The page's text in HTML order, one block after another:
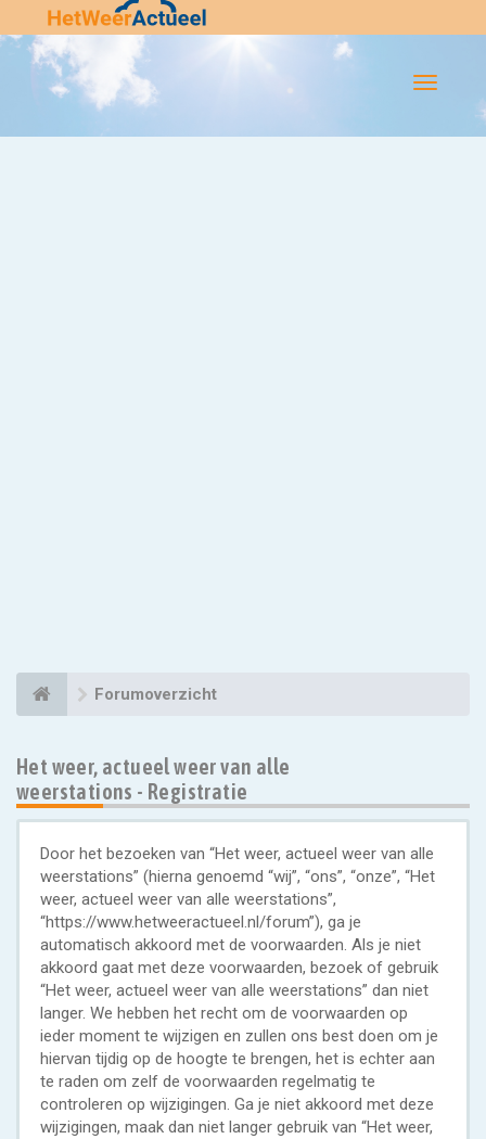
Flip-
Forumoverzicht
Het weer, actueel weer van alle
weerstations - Registratie
Door het bezoeken van “Het weer, actueel weer van alle
weerstations” (hierna genoemd “wij”, “ons”, “onze”, “Het
weer, actueel weer van alle weerstations”,
“https://www.hetweeractueel.nl/forum”), ga je
automatisch akkoord met de voorwaarden. Als je niet
akkoord gaat met deze voorwaarden, bezoek of gebruik
“Het weer, actueel weer van alle weerstations” dan niet
langer. We hebben het recht om de voorwaarden op
ieder moment te wijzigen en zullen ons best doen om je
hiervan tijdig op de hoogte te brengen, het is echter aan
te raden om zelf de voorwaarden regelmatig te
controleren op wijzigingen. Ga je niet akkoord met deze
wijzigingen, maak dan niet langer gebruik van “Het weer,